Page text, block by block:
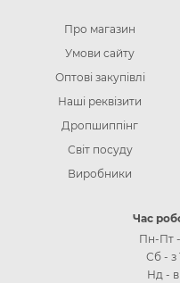
Про магазин
Умови сайту
Оптові закупівлі
Наші реквізити
Дропшиппінг
Світ посуду
Виробники
Час
Пн-Пт -
Сб - з
Нд -